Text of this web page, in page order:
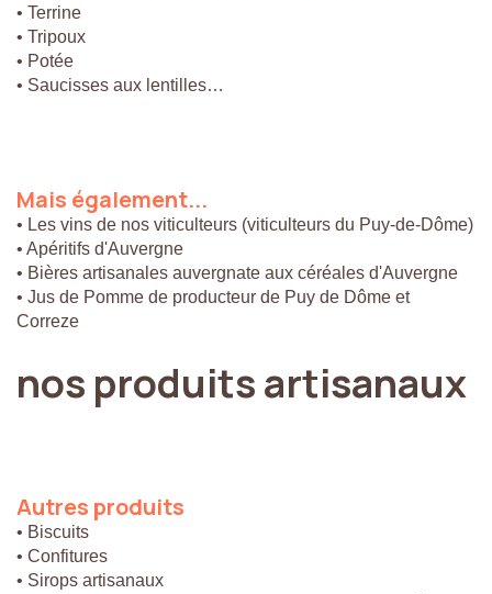
• Terrine
• Tripoux
• Potée
• Saucisses aux lentilles…
Mais également...
• Les vins de nos viticulteurs (viticulteurs du Puy-de-Dôme)
• Apéritifs d'Auvergne
• Bières artisanales auvergnate aux céréales d'Auvergne
• Jus de Pomme de producteur de Puy de Dôme et
Correze
nos produitsartisanaux
Autres produits
• Biscuits
• Confitures
• Sirops artisanaux